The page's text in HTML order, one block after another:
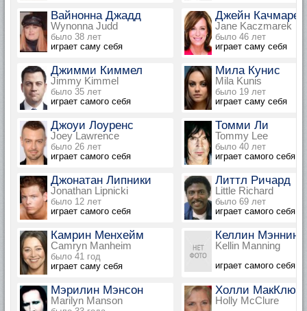
Вайнонна Джадд
Wynonna Judd
было 38 лет
играет саму себя
Джейн Качмарек
Jane Kaczmarek
было 46 лет
играет саму себя
Джимми Киммел
Jimmy Kimmel
было 35 лет
играет самого себя
Мила Кунис
Mila Kunis
было 19 лет
играет саму себя
Джоуи Лоуренс
Joey Lawrence
было 26 лет
играет самого себя
Томми Ли
Tommy Lee
было 40 лет
играет самого себя
Джонатан Липники
Jonathan Lipnicki
было 12 лет
играет самого себя
Литтл Ричард
Little Richard
было 69 лет
играет самого себя
Камрин Менхейм
Camryn Manheim
было 41 год
играет саму себя
Келлин Мэннинг
Kellin Manning
играет самого себя
Мэрилин Мэнсон
Marilyn Manson
Холли МакКлюр
Holly McClure